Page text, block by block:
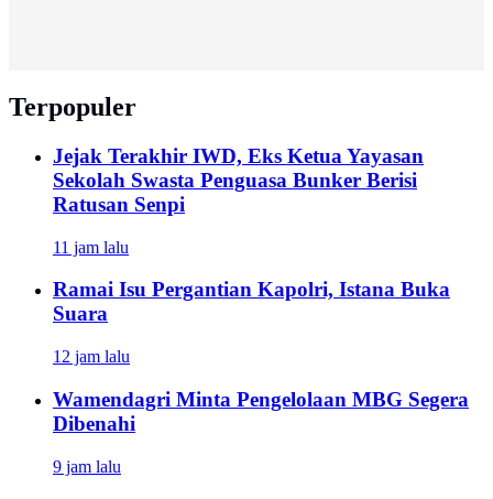
Terpopuler
Jejak Terakhir IWD, Eks Ketua Yayasan
Sekolah Swasta Penguasa Bunker Berisi
Ratusan Senpi
11 jam lalu
Ramai Isu Pergantian Kapolri, Istana Buka
Suara
12 jam lalu
Wamendagri Minta Pengelolaan MBG Segera
Dibenahi
9 jam lalu